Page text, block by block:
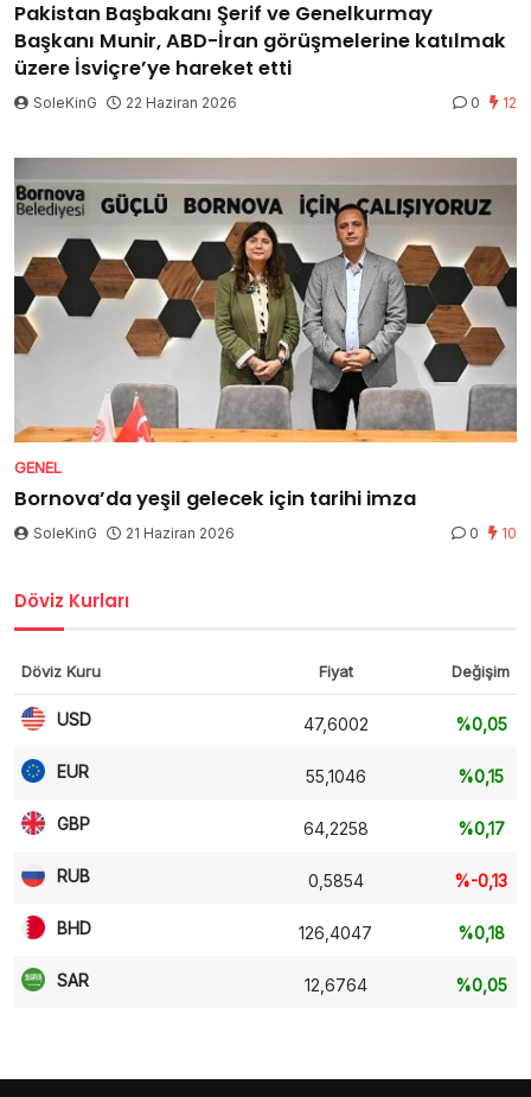
Pakistan Başbakanı Şerif ve Genelkurmay
Başkanı Munir, ABD-İran görüşmelerine katılmak
üzere İsviçre’ye hareket etti
SoleKinG 22 Haziran 2026 0 12
GENEL
Bornova’da yeşil gelecek için tarihi imza
SoleKinG 21 Haziran 2026 0 10
Döviz Kurları
Döviz Kuru Fiyat Değişim
USD 47,6002 %0,05
EUR 55,1046 %0,15
GBP 64,2258 %0,17
RUB 0,5854 %-0,13
BHD 126,4047 %0,18
SAR 12,6764 %0,05